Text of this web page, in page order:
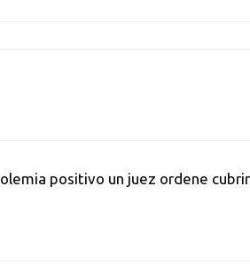
positivo un juez ordene